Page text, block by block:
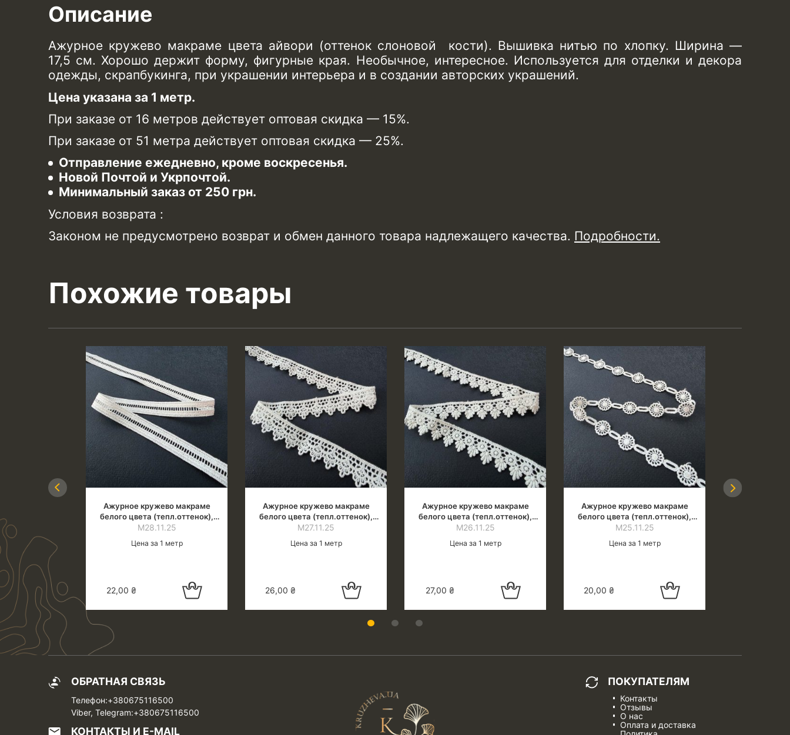
Описание
Ажурное кружево макраме цвета айвори (оттенок слоновой кости). Вышивка нитью по хлопку. Ширина —
17,5 см. Хорошо держит форму, фигурные края. Необычное, интересное. Используется для отделки и декора
одежды, скрапбукинга, при украшении интерьера и в создании авторских украшений.
Цена указана за 1 метр.
При заказе от 16 метров действует оптовая скидка — 15%.
При заказе от 51 метра действует оптовая скидка — 25%.
Отправление ежедневно, кроме воскресенья.
Новой Почтой и Укрпочтой.
Минимальный заказ от 250 грн.
Условия возврата :
Законом не предусмотрено возврат и обмен данного товара надлежащего качества. Подробности.
Похожие товары
Previous
см
метр
Добавить в
корзину
Ажурное кружево макраме
белого цвета (тепл.оттенок),
ширина 1.4 см
М28.11.25
Цена за 1 метр
22,00 ₴ Добавить в
корзину
Ажурное кружево макраме
белого цвета (тепл.оттенок),
ширина 2.0 см
М27.11.25
Цена за 1 метр
26,00₴ Добавить в
корзину
Ажурное кружево макраме
белого цвета (тепл.оттенок),
ширина 2.0 см
М26.11.25
Цена за 1 метр
27,00 ₴ Добавить в
корзину
Ажурное кружево макраме
белого цвета (тепл.оттенок),
ширина 1.4 см
М25.11.25
Цена за 1 метр
20,00₴ Добавить в
корзину
Next
1 2 3
ОБРАТНАЯ СВЯЗЬ
Телефон:+380675116500
Viber, Telegram:+380675116500
КОНТАКТЫ И E-MAIL
ПОКУПАТЕЛЯМ
Контакты
Отзывы
О нас
Оплата и доставка